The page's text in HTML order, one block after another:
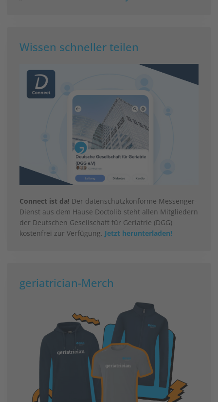
Wissen schneller teilen
Connect ist da! Der datenschutzkonforme Messenger-
Dienst aus dem Hause Doctolib steht allen Mitgliedern
der Deutschen Gesellschaft für Geriatrie (DGG)
kostenfrei zur Verfügung. Jetzt herunterladen!
geriatrician-Merch